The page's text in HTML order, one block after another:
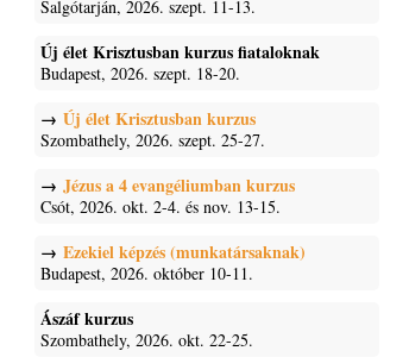
Salgótarján, 2026. szept. 11-13.
Új élet Krisztusban kurzus fiataloknak
Budapest, 2026. szept. 18-20.
Új élet Krisztusban kurzus
Szombathely, 2026. szept. 25-27.
Jézus a 4 evangéliumban kurzus
Csót, 2026. okt. 2-4. és nov. 13-15.
Ezekiel képzés (munkatársaknak)
Budapest, 2026. október 10-11.
Ászáf kurzus
Szombathely, 2026. okt. 22-25.